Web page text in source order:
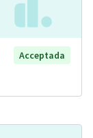
Acceptada